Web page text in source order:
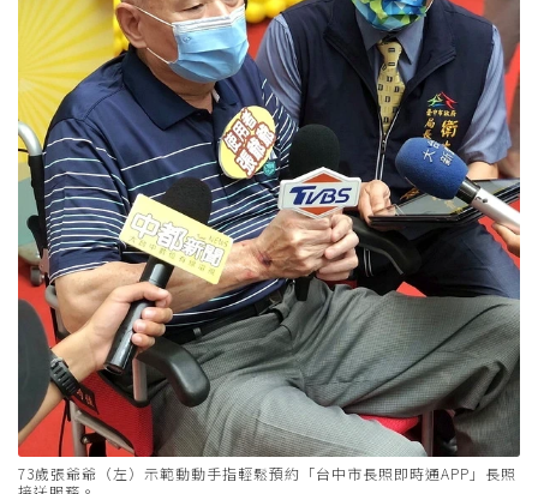
73歲張爺爺（左）示範動動手指輕鬆預約「台中市長照即時通APP」長照